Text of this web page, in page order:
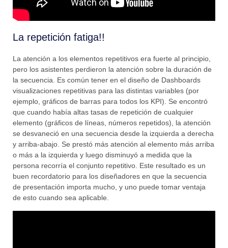
La repetición fatiga!!
La atención a los elementos repetitivos era fuerte al principio,
pero los asistentes perdieron la atención sobre la duración de
la secuencia. Es común tener en el diseño de Dashboards
visualizaciones repetitivas para las distintas variables (por
ejemplo, gráficos de barras para todos los KPI). Se encontró
que cuando había altas tasas de repetición de cualquier
elemento (gráficos de líneas, números repetidos), la atención
se desvaneció en una secuencia desde la izquierda a derecha
y arriba-abajo. Se prestó más atención al elemento más arriba
o más a la izquierda y luego disminuyó a medida que la
persona recorría el conjunto repetitivo. Este resultado es un
buen recordatorio para los diseñadores en que la secuencia
de presentación importa mucho, y uno puede tomar ventaja
de esto cuando sea aplicable.